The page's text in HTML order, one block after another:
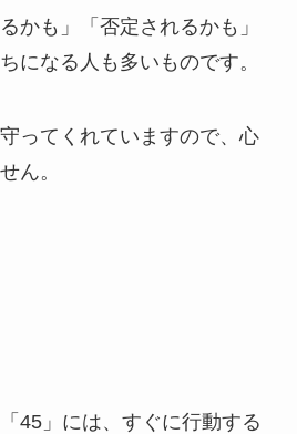
かも」「否定されるかも」
になる人も多いものです。
ってくれていますので、心
ん。
45」には、すぐに行動する